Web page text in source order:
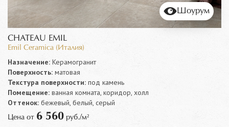
Шоурум
CHATEAU EMIL
Emil Ceramica (Италия)
Назначение: Керамогранит
Поверхность: матовая
Текстура поверхности: под камень
Помещение: ванная комната, коридор, холл
Оттенок: бежевый, белый, серый
Цена от 6 560 руб./м²